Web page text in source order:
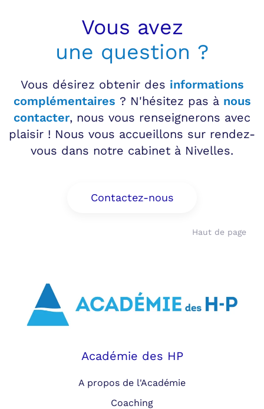
Vous avez
une question ?
Vous désirez obtenir des informations
complémentaires ? N'hésitez pas à nous
contacter, nous vous renseignerons avec
plaisir ! Nous vous accueillons sur rendez-
vous dans notre cabinet à Nivelles.
Contactez-nous
Haut de page
Académie des HP
A propos de l'Académie
Coaching